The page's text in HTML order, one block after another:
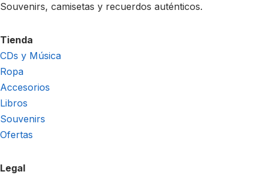
Souvenirs, camisetas y recuerdos auténticos.
Tienda
CDs y Música
Ropa
Accesorios
Libros
Souvenirs
Ofertas
Legal